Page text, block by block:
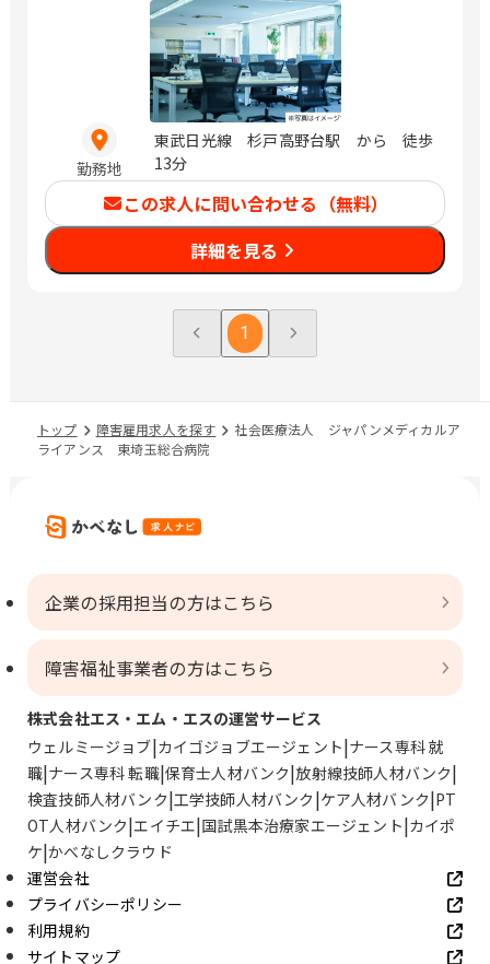
勤務地
東武日光線 杉戸高野台駅 から 徒歩
13分
この求人に問い合わせる（無料）
詳細を見る
1
トップ 障害雇用求人を探す
社会医療法人 ジャパンメディカルア
ライアンス 東埼玉総合病院
企業の採用担当の方はこちら
障害福祉事業者の方はこちら
株式会社エス・エム・エスの運営サービス
ウェルミージョブ カイゴジョブエージェント ナース専科 就
職 ナース専科 転職 保育士人材バンク 放射線技師人材バンク
検査技師人材バンク 工学技師人材バンク ケア人材バンク PT
OT人材バンク エイチエ 国試黒本治療家エージェント カイポ
ケ かべなしクラウド
運営会社
プライバシーポリシー
利用規約
サイトマップ